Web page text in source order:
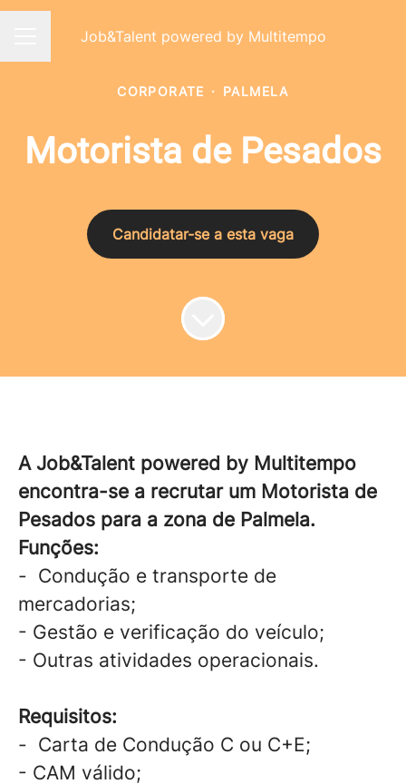
Menu de carreiras
Job&Talent powered by Multitempo
CORPORATE · PALMELA
Motorista de Pesados
Candidatar-se a esta vaga
A Job&Talent powered by Multitempo
encontra-se a recrutar um Motorista de
Pesados para a zona de Palmela.
Funções:
- Condução e transporte de
mercadorias;
- Gestão e verificação do veículo;
- Outras atividades operacionais.
Requisitos:
- Carta de Condução C ou C+E;
- CAM válido;